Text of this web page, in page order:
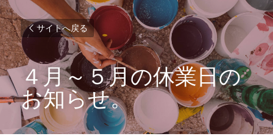
サイトへ戻る
４月～５月の休業日の
お知らせ。